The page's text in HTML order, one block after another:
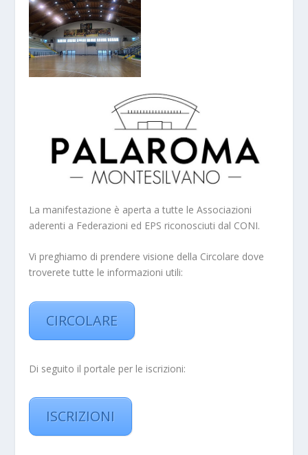
La manifestazione è aperta a tutte le Associazioni
aderenti a Federazioni ed EPS riconosciuti dal CONI.
Vi preghiamo di prendere visione della Circolare dove
troverete tutte le informazioni utili:
CIRCOLARE
Di seguito il portale per le iscrizioni:
ISCRIZIONI